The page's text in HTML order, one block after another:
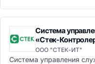
Система
«Стек-
ООО "СТЕК-ИТ"
Система управления